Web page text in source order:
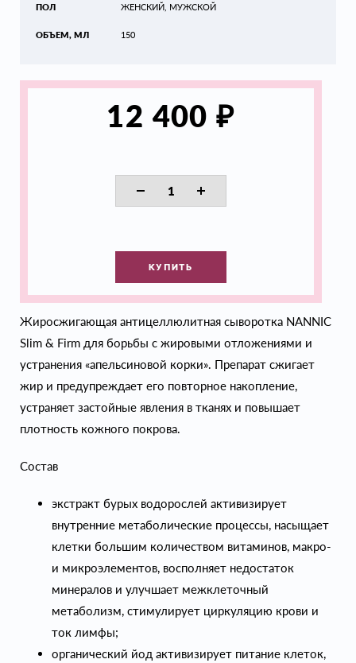
ПОЛ
ОБЪЕМ, МЛ
ЖЕНСКИЙ, МУЖСКОЙ
150
12 400₽
КУПИТЬ
Жиросжигающая антицеллюлитная сыворотка NANNIC
Slim & Firm для борьбы с жировыми отложениями и
устранения «апельсиновой корки». Препарат сжигает
жир и предупреждает его повторное накопление,
устраняет застойные явления в тканях и повышает
плотность кожного покрова.
Состав
экстракт бурых водорослей активизирует
внутренние метаболические процессы, насыщает
клетки большим количеством витаминов, макро-
и микроэлементов, восполняет недостаток
минералов и улучшает межклеточный
метаболизм, стимулирует циркуляцию крови и
ток лимфы;
органический йод активизирует питание клеток,